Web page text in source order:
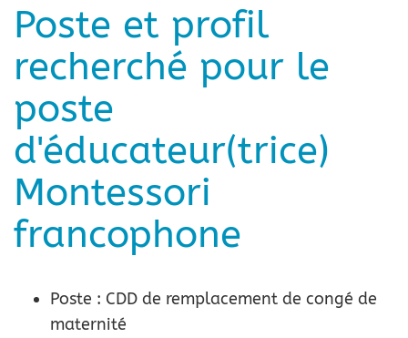
Poste et profil
recherché pour le
poste
d'éducateur(trice)
Montessori
francophone
Poste : CDD de remplacement de congé de
maternité